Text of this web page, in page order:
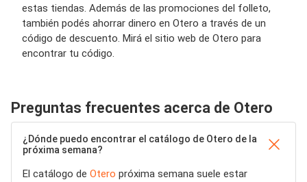
estas tiendas. Además de las promociones del folleto,
también podés ahorrar dinero en Otero a través de un
código de descuento. Mirá el sitio web de Otero para
encontrar tu código.
Preguntas frecuentes acerca de Otero
¿Dónde puedo encontrar el catálogo de Otero de la
próxima semana?
El catálogo de Otero próxima semana suele estar